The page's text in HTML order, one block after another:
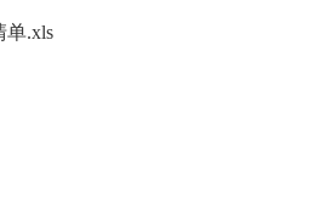
单.xls